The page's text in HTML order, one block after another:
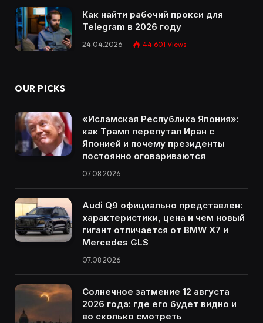
Как найти рабочий прокси для
Telegram в 2026 году
24.04.2026 44 601 Views
OUR PICKS
«Исламская Республика Япония»:
как Трамп перепутал Иран с
Японией и почему президенты
постоянно оговариваются
07.08.2026
Audi Q9 официально представлен:
характеристики, цена и чем новый
гигант отличается от BMW X7 и
Mercedes GLS
07.08.2026
Солнечное затмение 12 августа
2026 года: где его будет видно и
во сколько смотреть